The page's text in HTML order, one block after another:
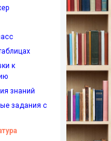
к
знаний
задания с